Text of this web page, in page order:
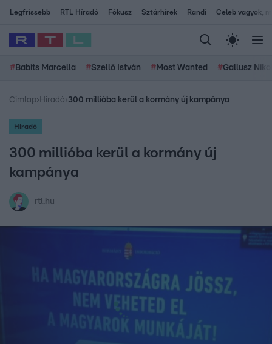
Legfrissebb RTL Híradó Fókusz Sztárhírek Randi Celeb vagyok,
# Babits Marcella #Szellő István # Most Wanted #Gallusz
Címlap› Híradó›300 millióba kerül a kormány új kampánya
Híradó
300 millióba kerül a kormány új
kampánya
rtl.hu